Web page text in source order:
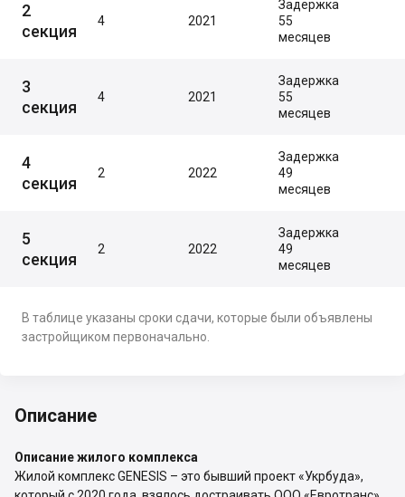
2
секция
4 2021
Задержка
55
месяцев
3
секция
4 2021
Задержка
55
месяцев
4
секция
2 2022
Задержка
49
месяцев
5
секция
2 2022
Задержка
49
месяцев
В таблице указаны сроки сдачи, которые были объявлены
застройщиком первоначально.
Описание
Описание жилого комплекса
Жилой комплекс GENESIS – это бывший проект «Укрбуда»,